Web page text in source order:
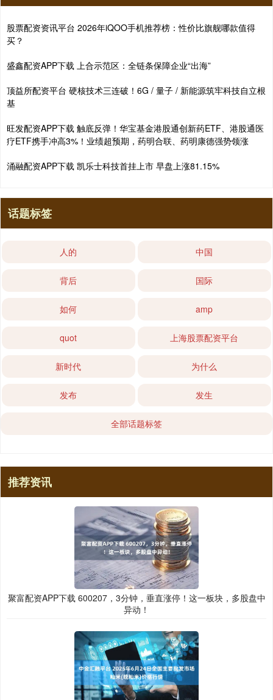
股票配资资讯平台 2026年iQOO手机推荐榜：性价比旗舰哪款值得
买？
盛鑫配资APP下载 上合示范区：全链条保障企业“出海”
顶益所配资平台 硬核技术三连破！6G / 量子 / 新能源筑牢科技自立根
基
旺发配资APP下载 触底反弹！华宝基金港股通创新药ETF、港股通医
疗ETF携手冲高3%！业绩超预期，药明合联、药明康德强势领涨
涌融配资APP下载 凯乐士科技首挂上市 早盘上涨81.15%
话题标签
人的 中国
背后 国际
如何 amp
quot 上海股票配资平台
新时代 为什么
发布 发生
全部话题标签
推荐资讯
聚富配资APP下载 600207，3分钟，垂直涨停！这一板块，多股盘中
异动！